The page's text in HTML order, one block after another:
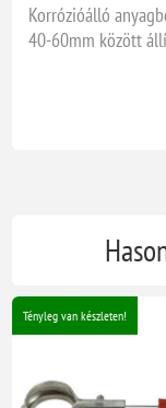
Korrózióálló
40-60mm között
Tényleg van készleten!